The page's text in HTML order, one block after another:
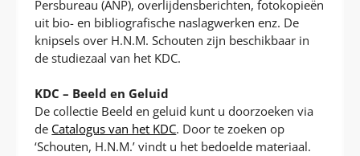
Persbureau (ANP), overlijdensberichten, fotokopieën
uit bio- en bibliografische naslagwerken enz. De
knipsels over H.N.M. Schouten zijn beschikbaar in
de studiezaal van het KDC.
KDC – Beeld en Geluid
De collectie Beeld en geluid kunt u doorzoeken via
de Catalogus van het KDC. Door te zoeken op
‘Schouten, H.N.M.’ vindt u het bedoelde materiaal.